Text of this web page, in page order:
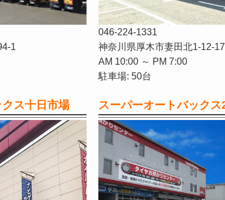
1
046-224-1331
神奈川県厚木市妻田北1-12-17
AM 10:00 ～ PM 7:00
駐車場: 50台
ス十日市場 スーパーオートバックス